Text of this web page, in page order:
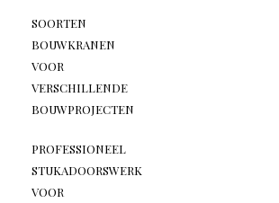
SOORTEN
BOUWKRANEN
VOOR
VERSCHILLENDE
BOUWPROJECTEN
PROFESSIONEEL
STUKADOORSWERK
VOOR